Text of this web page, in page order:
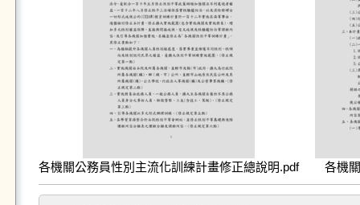
各機關公務員性別主流化訓練計畫修正總說明.pdf 各機